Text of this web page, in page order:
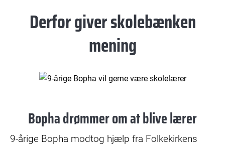
Derfor giver skolebænken
mening
Bopha drømmer om at blive lærer
9-årige Bopha modtog hjælp fra Folkekirkens